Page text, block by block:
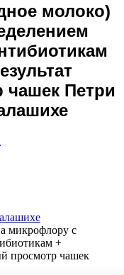
молоко)
чашек Петри
микрофлору с
+
просмотр чашек